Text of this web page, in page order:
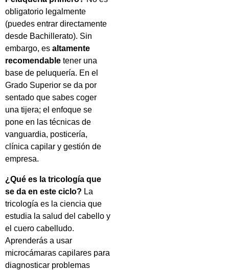
obligatorio legalmente
(puedes entrar directamente
desde Bachillerato). Sin
embargo, es altamente
recomendable tener una
base de peluquería. En el
Grado Superior se da por
sentado que sabes coger
una tijera; el enfoque se
pone en las técnicas de
vanguardia, posticería,
clínica capilar y gestión de
empresa.
¿Qué es la tricología que
se da en este ciclo? La
tricología es la ciencia que
estudia la salud del cabello y
el cuero cabelludo.
Aprenderás a usar
microcámaras capilares para
diagnosticar problemas